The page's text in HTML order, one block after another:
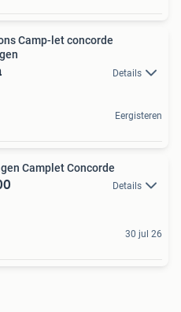
Camp-let concorde
Details
Eergisteren
Camplet Concorde
Details
30 jul 26